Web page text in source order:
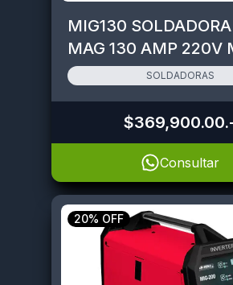
MIG130
MAG 130 AMP 220V
SOLDADORAS
$369,900.00
Consultar
20% OFF